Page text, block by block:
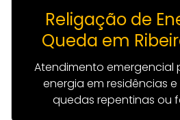
Religação de
Queda em
Atendimento emergencial
energia em residências
quedas repentinas ou